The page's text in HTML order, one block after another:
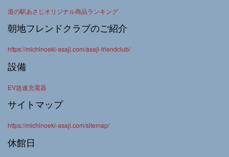
道の駅あさじオリジナル商品ランキング
朝地フレンドクラブのご紹介
https://michinoeki-asaji.com/asaji-friendclub/
設備
EV急速充電器
サイトマップ
https://michinoeki-asaji.com/sitemap/
休館日